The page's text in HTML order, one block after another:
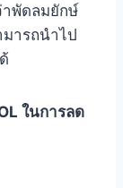
พัดลมยักษ์
มารถนำไป
ในการลด